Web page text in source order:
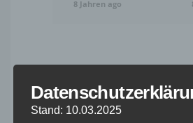
8 Jahren ago
Schreibe einen
Deine E-Mail-Adresse
Stand: 10.03.2025